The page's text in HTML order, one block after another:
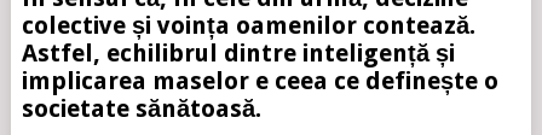
colective și voința oamenilor contează.
Astfel, echilibrul dintre inteligență și
implicarea maselor e ceea ce definește o
societate sănătoasă.